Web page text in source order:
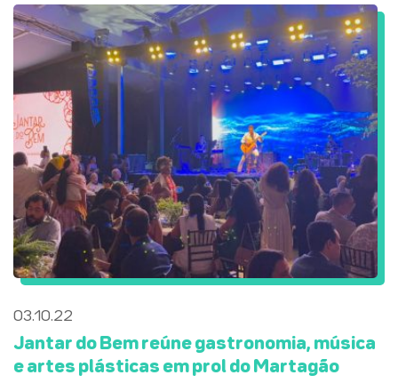
03.10.22
Jantar do Bem reúne gastronomia, música
e artes plásticas em prol do Martagão